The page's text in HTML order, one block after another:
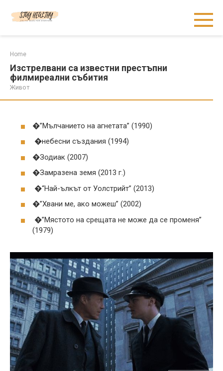
Home
Изстрелвани са известни престъпни
филмиреални събития
Живот
�”Мълчанието на агнетата” (1990)
�небесни създания (1994)
�Зодиак (2007)
�Замразена земя (2013 г.)
�“Най-ълкът от Уолстрийт” (2013)
�”Хвани ме, ако можеш” (2002)
�”Мястото на срещата не може да се променя”
(1979)